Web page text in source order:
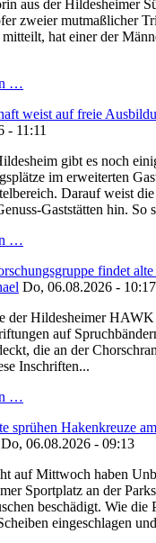
aus der Hildesheimer
zweier mutmaßlicher
hat einer der
…
weist auf freie
- 11:11
gibt es noch
im erweiterten
Darauf weist
Gaststätten hin. So
…
findet
Do, 06.08.2026 - 10:17
der Hildesheimer
auf
die an der
Inschriften...
…
sprühen Hakenkreuze
Do, 06.08.2026 - 09:13
auf Mittwoch haben
Sportplatz an der
beschädigt. Wie
eingeschlagen